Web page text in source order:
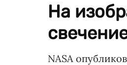
На
NASA